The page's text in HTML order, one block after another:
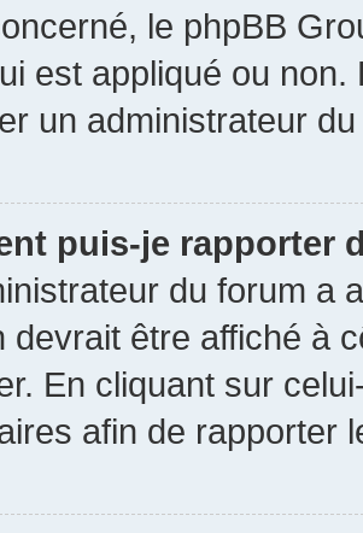
le phpBB
est appliqué ou non.
un administrateur
puis-je rapporter
du forum a
devrait être affiché à
En cliquant sur
afin de rapporter